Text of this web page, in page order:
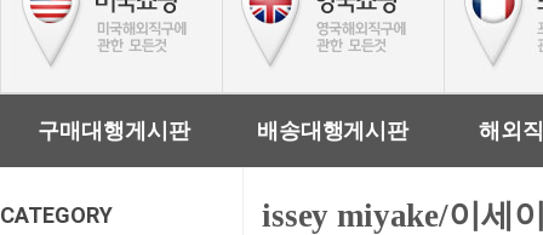
구매대행게시판 배송대행게시판 해외
CATEGORY issey miyake/이세